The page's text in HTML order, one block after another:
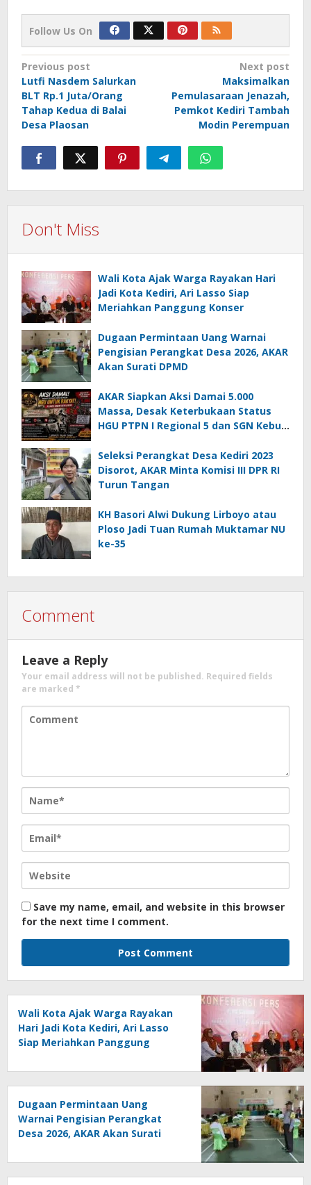
Follow Us On
Post
navigation
Previous post
Lutfi Nasdem Salurkan
BLT Rp.1 Juta/Orang
Tahap Kedua di Balai
Desa Plaosan
Next post
Maksimalkan
Pemulasaraan Jenazah,
Pemkot Kediri Tambah
Modin Perempuan
Don't Miss
Wali Kota Ajak Warga Rayakan Hari
Jadi Kota Kediri, Ari Lasso Siap
Meriahkan Panggung Konser
Dugaan Permintaan Uang Warnai
Pengisian Perangkat Desa 2026, AKAR
Akan Surati DPMD
AKAR Siapkan Aksi Damai 5.000
Massa, Desak Keterbukaan Status
HGU PTPN I Regional 5 dan SGN Kebun
Seleksi Perangkat Desa Kediri 2023
Disorot, AKAR Minta Komisi III DPR RI
Turun Tangan
KH Basori Alwi Dukung Lirboyo atau
Ploso Jadi Tuan Rumah Muktamar NU
ke-35
Comment
Leave a Reply
Your email address will not be published. Required fields
are marked *
Save my name, email, and website in this browser
for the next time I comment.
Wali Kota Ajak Warga Rayakan
Hari Jadi Kota Kediri, Ari Lasso
Siap Meriahkan Panggung
Dugaan Permintaan Uang
Warnai Pengisian Perangkat
Desa 2026, AKAR Akan Surati